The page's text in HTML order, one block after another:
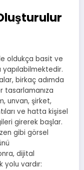
oldukça basit ve
yapılabilmektedir.
birkaç adımda
tasarlamanıza
unvan, şirket,
ve hatta kişisel
girerek başlar.
gibi görsel
dijital
yolu vardır: